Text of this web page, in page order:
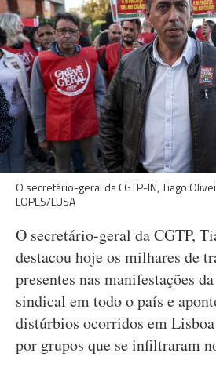
O secretário-geral da CGTP-IN, Tiago
LOPES/LUSA
O secretário-geral da CGTP,
destacou hoje os milhares de
presentes nas manifestações
sindical em todo o país e
distúrbios ocorridos em
por grupos que se infiltraram